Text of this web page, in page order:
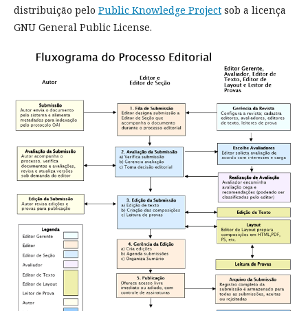
distribuição pelo Public Knowledge Project sob a licença
GNU General Public License.